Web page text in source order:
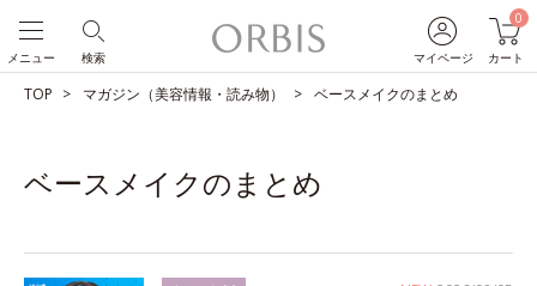
マイページ
0
カート
検索
メニュー
TOP マガジン（美容情報・読み物） ベースメイクのまとめ
ベースメイクのまとめ